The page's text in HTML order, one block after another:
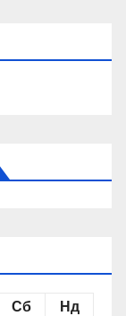
Сб Нд